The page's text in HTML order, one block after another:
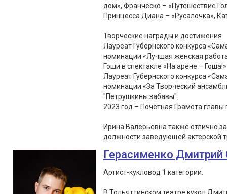
дом», Франческо – «Путешествие
Принцесса Диана – «Русалочка»,
Творческие награды и достижения
Лауреат Губернского конкурса
номинации «Лучшая женская
Гоши в спектакле «На арене – Гоша!»
Лауреат Губернского конкурса
номинации «За Творческий
"Петрушкины забавы".
2023 год – Почетная Грамота главы
Ирина Валерьевна также отлично
должности заведующей актерской
Герасименко Дмитрий
Артист-кукловод 1 категории.